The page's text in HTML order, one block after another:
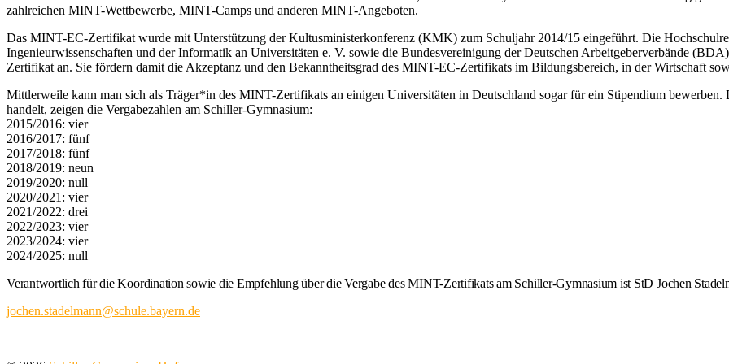
zahlreichen MINT-Wettbewerbe, MINT-Camps und anderen MINT-Angeboten.
Das MINT-EC-Zertifikat wurde mit Unterstützung der Kultusministerkonferenz (KMK) zum Schuljahr 2014/15 eingeführt. Die
Ingenieurwissenschaften und der Informatik an Universitäten e. V. sowie die Bundesvereinigung der Deutschen Arbeitgeberverbände
Zertifikat an. Sie fördern damit die Akzeptanz und den Bekanntheitsgrad des MINT-EC-Zertifikats im Bildungsbereich, in der Wirtschaft
Mittlerweile kann man sich als Träger*in des MINT-Zertifikats an einigen Universitäten in Deutschland sogar für ein Stipendium bewerben.
handelt, zeigen die Vergabezahlen am Schiller-Gymnasium:
2015/2016: vier
2016/2017: fünf
2017/2018: fünf
2018/2019: neun
2019/2020: null
2020/2021: vier
2021/2022: drei
2022/2023: vier
2023/2024: vier
2024/2025: null
Verantwortlich für die Koordination sowie die Empfehlung über die Vergabe des MINT-Zertifikats am Schiller-Gymnasium ist StD Jochen
jochen.stadelmann@schule.bayern.de